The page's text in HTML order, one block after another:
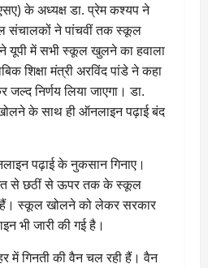
के अध्यक्ष डा. प्रेम कश्यप ने
संचालकों ने पांचवीं तक स्कूल
यूपी में सभी स्कूल खुलने का हवाला
शिक्षा मंत्री अरविंद पांडे ने कहा
जल्द निर्णय लिया जाएगा। डा.
के साथ ही ऑनलाइन पढ़ाई बंद
पढ़ाई के नुकसान गिनाए।
से छठीं से ऊपर तक के स्कूल
स्कूल खोलने को लेकर सरकार
भी जारी की गई है।
में गिनती की वैन चल रही हैं। वैन